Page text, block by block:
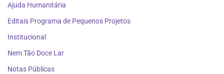
Ajuda Humanitária
Editais Programa de Pequenos Projetos
Institucional
Nem Tão Doce Lar
Notas Públicas